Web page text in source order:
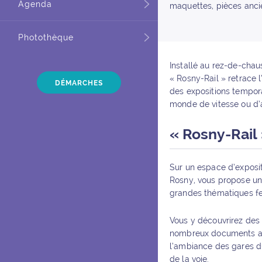
Agenda
Photothèque
DÉMARCHES
maquettes, pièces
Installé au rez-de-
« Rosny-Rail » retrace
des expositions
monde de vitesse ou
« Rosny-
Sur un espace
Rosny, vous propose
grandes thématiques
Vous y découvrirez
nombreux documents
l’ambiance des gares
de la voie.